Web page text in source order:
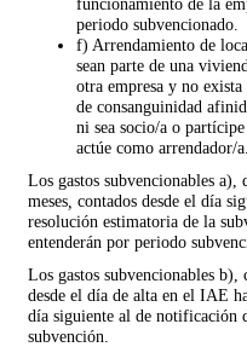
periodo subvencionado.
f) Arrendamiento de
sean parte de una
otra empresa y no exista
de consanguinidad
ni sea socio/a o
actúe como arrendador/a.
Los gastos subvencionables
meses contados desde el día
resolución estimatoria de la
entenderán por periodo
Los gastos subvencionables b),
desde el día de alta en el IAE
día siguiente al de notificación
subvención.